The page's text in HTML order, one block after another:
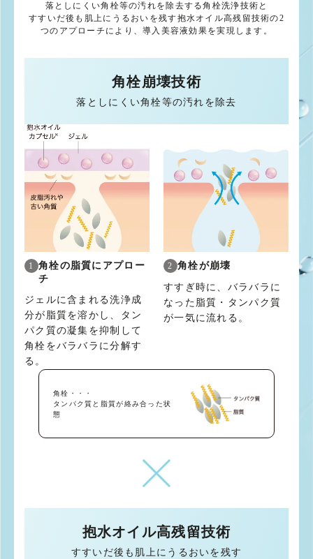
落としにくい角栓等の汚れを除去する角栓洗浄技術と
すすいだ後も肌上にうるおいを残す抱水オイル高残留技術の2
つのアプローチにより、導入美容液効果を実現します。
角栓崩壊技術
落としにくい角栓等の汚れを除去
1
角栓の脂質にアプロー
チ
ジェルに含まれる洗浄成
分が脂質を溶かし、タン
パク質の凝集を抑制して
角栓をバラバラに分解す
る。
2 角栓が崩壊
すすぎ時に、バラバラに
なった脂質・タンパク質
が一気に流れる。
角栓・・・
タンパク質と脂質が絡み合った状
態
抱水オイル高残留技術
すすいだ後も肌上にうるおいを残す